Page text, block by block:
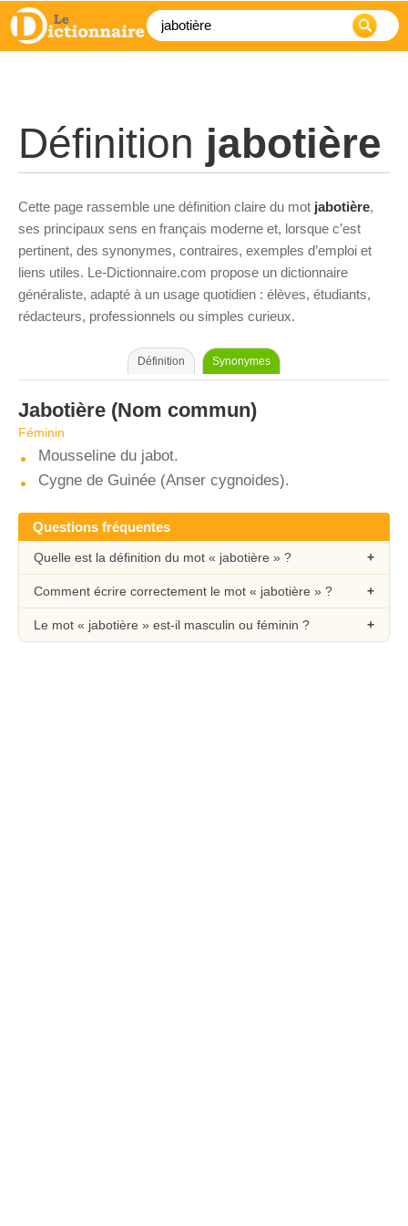
Définition jabotière
Cette page rassemble une définition claire du mot jabotière,
ses principaux sens en français moderne et, lorsque c’est
pertinent, des synonymes, contraires, exemples d’emploi et
liens utiles. Le-Dictionnaire.com propose un dictionnaire
généraliste, adapté à un usage quotidien : élèves, étudiants,
rédacteurs, professionnels ou simples curieux.
Définition Synonymes
Jabotière (Nom commun)
Féminin
Mousseline du jabot.
Cygne de Guinée (Anser cygnoides).
Questions fréquentes
Quelle est la définition du mot « jabotière » ?
Comment écrire correctement le mot « jabotière » ?
Le mot « jabotière » est-il masculin ou féminin ?